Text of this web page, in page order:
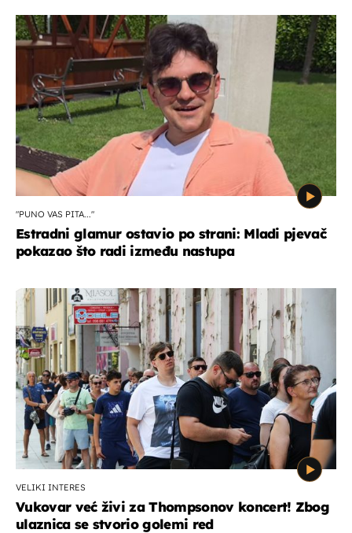
"PUNO VAS PITA..."
Estradni glamur ostavio po strani: Mladi pjevač
pokazao što radi između nastupa
VELIKI INTERES
Vukovar već živi za Thompsonov koncert! Zbog
ulaznica se stvorio golemi red